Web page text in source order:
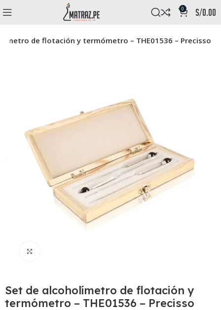
0 s/0.00
de flotación y termómetro – THE01536 – Precisso
Set de alcoholímetro de flotación y
termómetro – THE01536 – Precisso